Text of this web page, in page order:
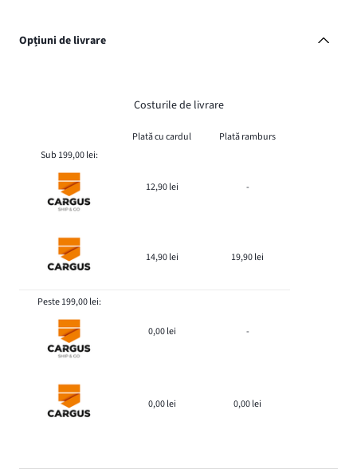
Opțiuni de livrare
Costurile de livrare
Plată cu cardul
Plată ramburs
Sub 199,00 lei:
12,90 lei -
14,90 lei 19,90 lei
Peste 199,00 lei:
0,00 lei -
0,00 lei 0,00 lei